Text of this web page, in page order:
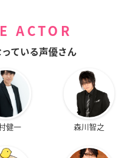
ACTOR
ている声優さん
健一 森川智之